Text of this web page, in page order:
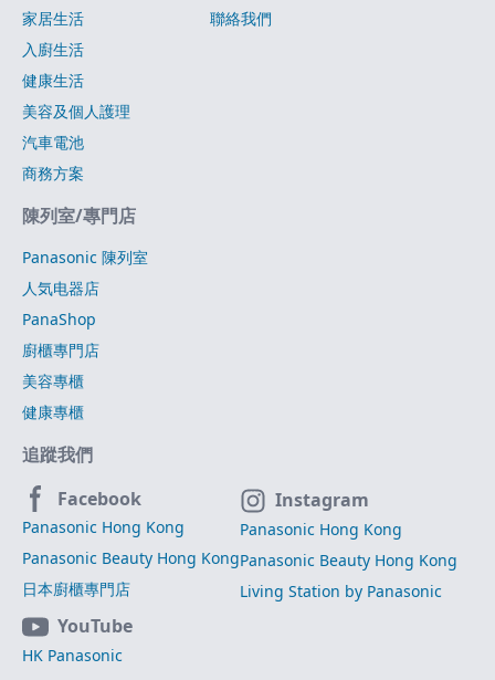
家居生活
入廚生活
健康生活
美容及個人護理
汽車電池
商務方案
聯絡我們
陳列室/專門店
Panasonic 陳列室
人気电器店
PanaShop
廚櫃專門店
美容專櫃
健康專櫃
追蹤我們
Facebook
Panasonic Hong Kong
Panasonic Beauty Hong Kong
日本廚櫃專門店
Instagram
Panasonic Hong Kong
Panasonic Beauty Hong Kong
Living Station by Panasonic
YouTube
HK Panasonic